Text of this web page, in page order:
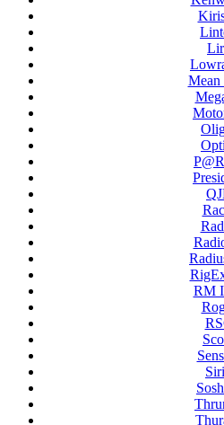
Mean
RM